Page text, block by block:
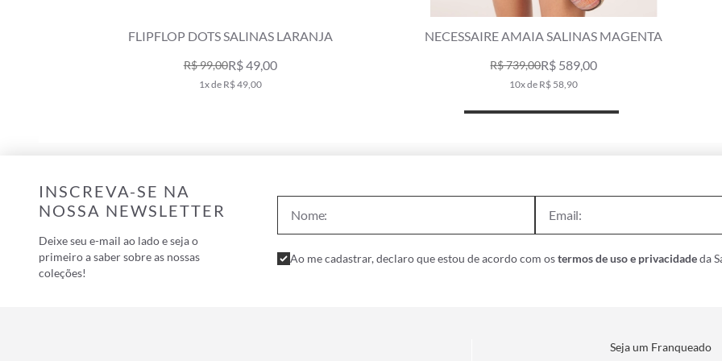
SALINAS GARMENT DYE LARANJA CHINELO SALINAS LISTRAS LARANJA FLIPFLOP DOTS
INSCREVA-SE NA
NOSSA NEWSLETTER
Deixe seu e-mail ao lado e seja o
primeiro a saber sobre as nossas
coleções!
Ao me cadastrar, declaro que estou de acordo com ostermos de uso e privacidadeda
Seja um Franqueado